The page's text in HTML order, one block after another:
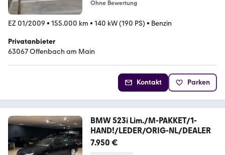
Ohne Bewertung
EZ 01/2009 • 155.000 km • 140 kW (190 PS) • Benzin
Privatanbieter
63067 Offenbach am Main
Kontakt Parken
BMW 523i Lim./M-PAKKET/1-
HAND!/LEDER/ORIG-NL/DEALER
7.950 €